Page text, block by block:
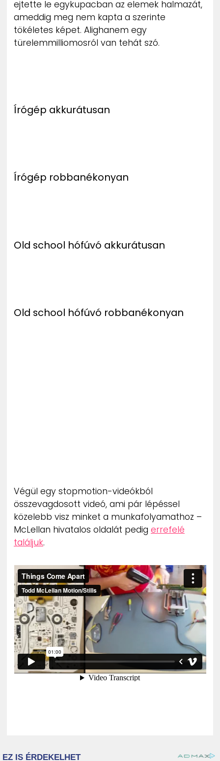
ejtette le egykupacban az elemek halmazát,
ameddig meg nem kapta a szerinte
tökéletes képet. Alighanem egy
türelemmilliomosról van tehát szó.
Írógép akkurátusan
Írógép robbanékonyan
Old school hófúvó akkurátusan
Old school hófúvó robbanékonyan
Végül egy stopmotion-videókból
összevagdosott videó, ami pár lépéssel
közelebb visz minket a munkafolyamathoz –
McLellan hivatalos oldalát pedig errefelé
találjuk.